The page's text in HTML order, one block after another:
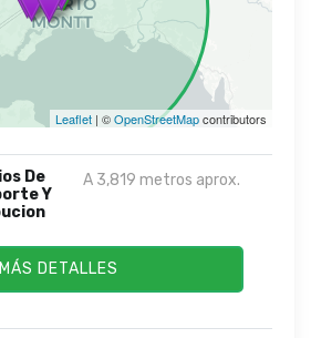
Leaflet | ©OpenStreetMapcontributors
De
Y
A 3,819 metros aprox.
MÁS DETALLES